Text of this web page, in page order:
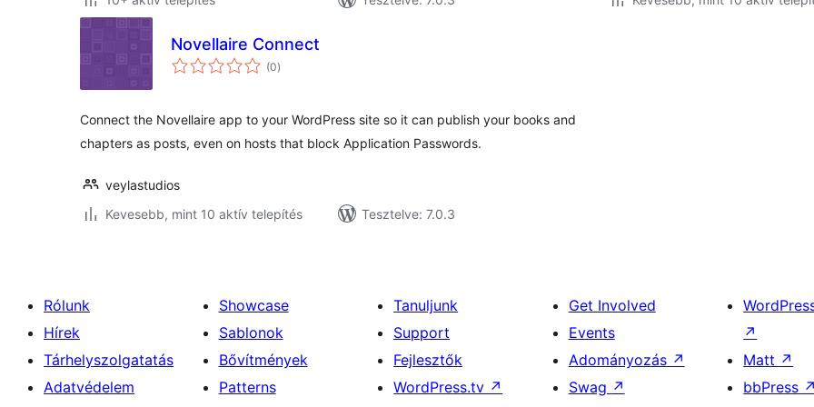
Novellaire Connect
(0értékelés
összesen
)
Connect the Novellaire app to your WordPress site so it can publish your books and
chapters as posts, even on hosts that block Application Passwords.
veylastudios
Kevesebb, mint 10 aktív telepítés
Tesztelve: 7.0.3
Rólunk
Hírek
Tárhelyszolgatatás
Adatvédelem
Showcase
Sablonok
Bővítmények
Patterns
Tanuljunk
Support
Fejlesztők
WordPress.tv ↗
Get Involved
Events
Adományozás ↗
Swag ↗
↗
Matt ↗
bbPress ↗